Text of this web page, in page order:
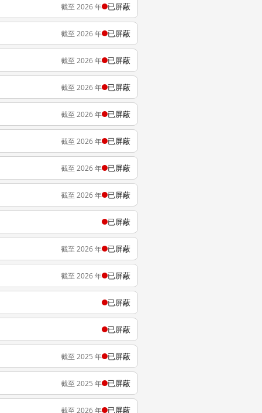
截至 2026 年 已屏蔽
截至 2026 年 已屏蔽
截至 2026 年 已屏蔽
截至 2026 年 已屏蔽
截至 2026 年 已屏蔽
截至 2026 年 已屏蔽
截至 2026 年 已屏蔽
截至 2026 年 已屏蔽
已屏蔽
截至 2026 年 已屏蔽
截至 2026 年 已屏蔽
已屏蔽
已屏蔽
截至 2025 年 已屏蔽
截至 2025 年 已屏蔽
截至 2026 年 已屏蔽